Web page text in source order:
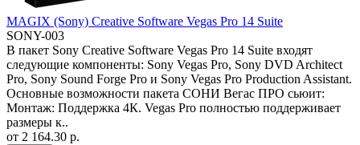
MAGIX (Sony) Creative Software Vegas Pro 14 Suite
SONY-003
В пакет Sony Creative Software Vegas Pro 14 Suite входят
следующие компоненты: Sony Vegas Pro, Sony DVD Architect
Pro, Sony Sound Forge Pro и Sony Vegas Pro Production Assistant.
Основные возможности пакета СОНИ Вегас ПРО сьюит:
Монтаж: Поддержка 4К. Vegas Pro полностью поддерживает
размеры к..
от 2 164.30 р.